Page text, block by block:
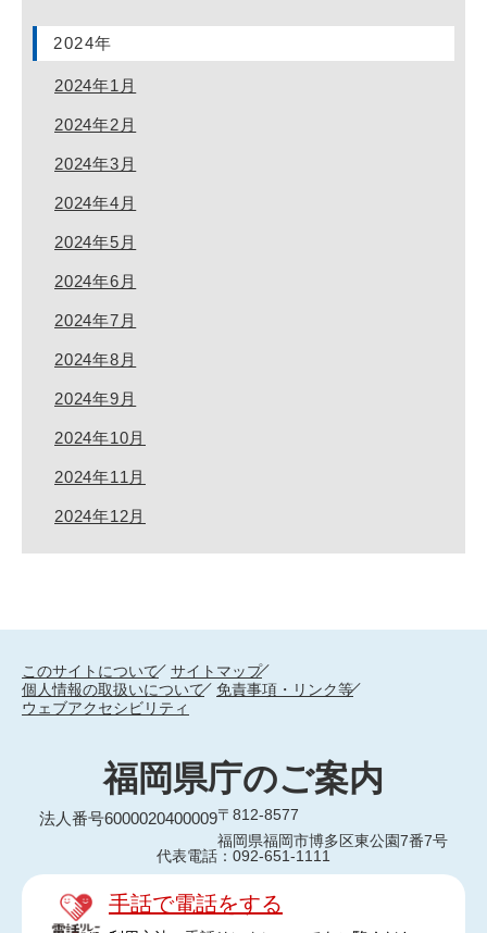
2024年
2024年1月
2024年2月
2024年3月
2024年4月
2024年5月
2024年6月
2024年7月
2024年8月
2024年9月
2024年10月
2024年11月
2024年12月
このサイトについて
サイトマップ
個人情報の取扱いについて
免責事項・リンク等
ウェブアクセシビリティ
福岡県庁のご案内
法人番号6000020400009〒812-8577
福岡県福岡市博多区東公園7番7号
代表電話：092-651-1111
手話で電話をする